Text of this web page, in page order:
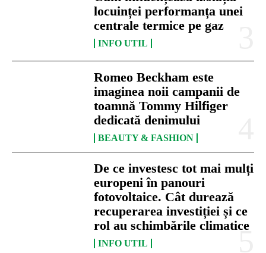
locuinței performanța unei
centrale termice pe gaz
INFO UTIL
Romeo Beckham este
imaginea noii campanii de
toamnă Tommy Hilfiger
dedicată denimului
BEAUTY & FASHION
De ce investesc tot mai mulți
europeni în panouri
fotovoltaice. Cât durează
recuperarea investiției și ce
rol au schimbările climatice
INFO UTIL